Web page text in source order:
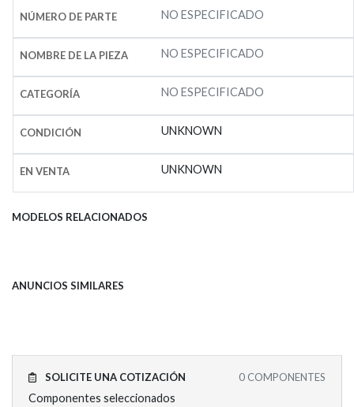
NÚMERO DE PARTE NO ESPECIFICADO
NOMBRE DE LA PIEZA NO ESPECIFICADO
CATEGORÍA NO ESPECIFICADO
CONDICIÓN UNKNOWN
EN VENTA UNKNOWN
MODELOS RELACIONADOS
ANUNCIOS SIMILARES
0 COMPONENTES
SOLICITE UNA COTIZACIÓN
Componentes seleccionados